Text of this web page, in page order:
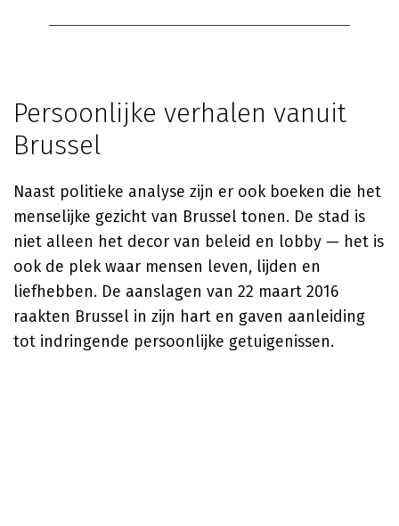
Persoonlijke verhalen vanuit
Brussel
Naast politieke analyse zijn er ook boeken die het
menselijke gezicht van Brussel tonen. De stad is
niet alleen het decor van beleid en lobby — het is
ook de plek waar mensen leven, lijden en
liefhebben. De aanslagen van 22 maart 2016
raakten Brussel in zijn hart en gaven aanleiding
tot indringende persoonlijke getuigenissen.